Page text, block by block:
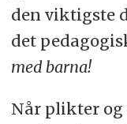
den viktigste
det
med barna!
Når plikter og